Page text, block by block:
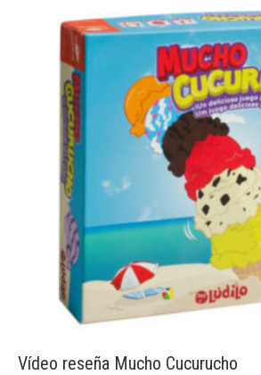
Vídeo reseña Mucho Cucurucho